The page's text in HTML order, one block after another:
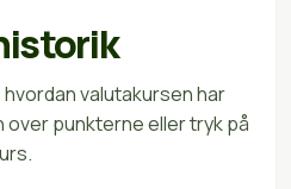
valutakursen har
over punkterne eller tryk på